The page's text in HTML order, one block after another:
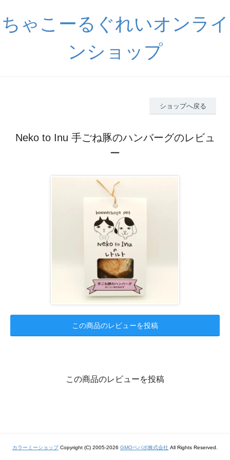
ちゃこーるぐれいオンライ
ンショップ
ショップへ戻る
Neko to Inu 手ごね豚のハンバーグのレビュ
ー
この商品のレビューを投稿
この商品のレビューを投稿
カラーミーショップCopyright (C) 2005-2026 GMOペパボ株式会社 All Rights Reserved.